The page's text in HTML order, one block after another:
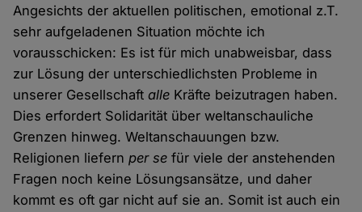
Angesichts der aktuellen politischen, emotional z.T.
sehr aufgeladenen Situation möchte ich
vorausschicken: Es ist für mich unabweisbar, dass
zur Lösung der unterschiedlichsten Probleme in
unserer Gesellschaftalle Kräfte beizutragen haben.
Dies erfordert Solidarität über weltanschauliche
Grenzen hinweg. Weltanschauungen bzw.
Religionen liefernper se für viele der anstehenden
Fragen noch keine Lösungsansätze, und daher
kommt es oft gar nicht auf sie an. Somit ist auch ein